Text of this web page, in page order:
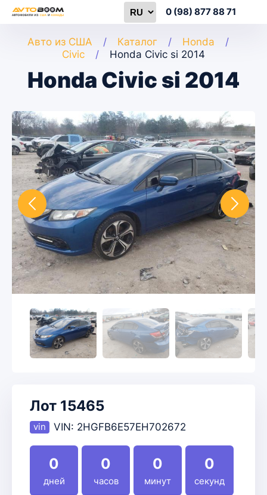
0 (98) 877 88 71
Авто из США Каталог
Honda
Civic
Honda Civic si 2014
Honda Civic si 2014
Лот 15465
VIN: 2HGFB6E57EH702672
0
дней
0
часов
0
минут
0
секунд